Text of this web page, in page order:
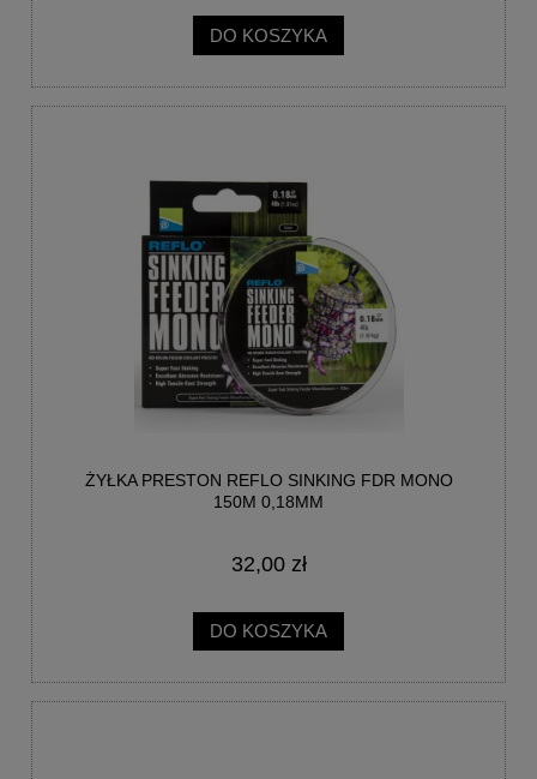
DO KOSZYKA
ŻYŁKA PRESTON REFLO SINKING FDR MONO
150M 0,18MM
32,00 zł
DO KOSZYKA